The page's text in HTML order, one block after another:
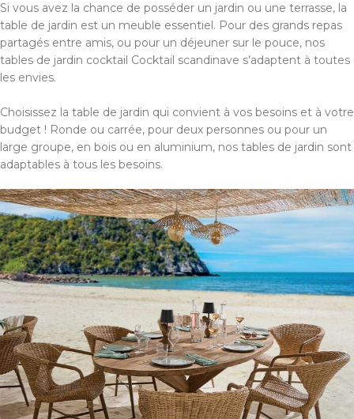
Si vous avez la chance de posséder un jardin ou une terrasse, la
table de jardin est un meuble essentiel. Pour des grands repas
partagés entre amis, ou pour un déjeuner sur le pouce, nos
tables de jardin cocktail Cocktail scandinave s’adaptent à toutes
les envies.
Choisissez la table de jardin qui convient à vos besoins et à votre
budget ! Ronde ou carrée, pour deux personnes ou pour un
large groupe, en bois ou en aluminium, nos tables de jardin sont
adaptables à tous les besoins.